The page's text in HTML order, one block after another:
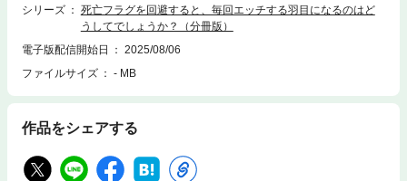
シリーズ
死亡フラグを回避すると、毎回エッチする羽目になるのはど
うしてでしょうか？（分冊版）
電子版配信開始日
2025/08/06
ファイルサイズ
- MB
作品をシェアする